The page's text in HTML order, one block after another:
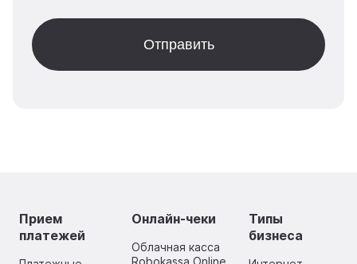
Прием
платежей
Онлайн-чеки
Облачная касса
Типы
бизнеса